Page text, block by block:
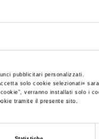
pubblicitari personalizzati.
solo cookie selezionati»
”, verranno installati solo i
tramite il presente sito.